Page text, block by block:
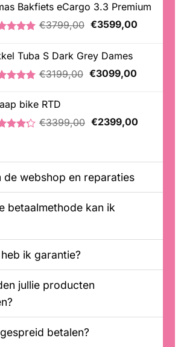
Bakfiets eCargo 3.3 Premium
op 5
€3799,00 Oorspronkelijke
€3799,00.
€3599,00Huidige
Tuba S Dark Grey Dames
op 5
€3199,00 Oorspronkelijke
€3099,00Huidige
bike RTD
€3399,00 Oorspronkelijke
€2399,00Huidige
de webshop en reparaties
betaalmethode kan ik
ik garantie?
jullie producten
betalen?